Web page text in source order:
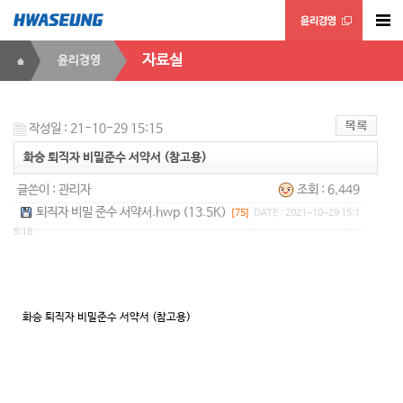
윤리경영 자료실
작성일 : 21-10-29 15:15
화승 퇴직자 비밀준수 서약서 (참고용)
글쓴이 : 관리자
조회 : 6,449
퇴직자 비밀 준수 서약서.hwp (13.5K)
[75]
DATE : 2021-10-29 15:1
5:18
화승 퇴직자 비밀준수 서약서 (참고용)